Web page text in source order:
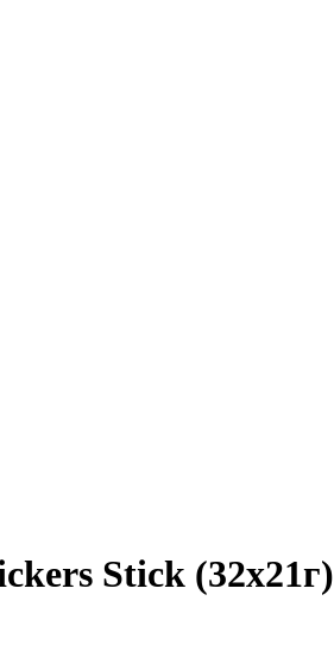
Stick (32х21г)